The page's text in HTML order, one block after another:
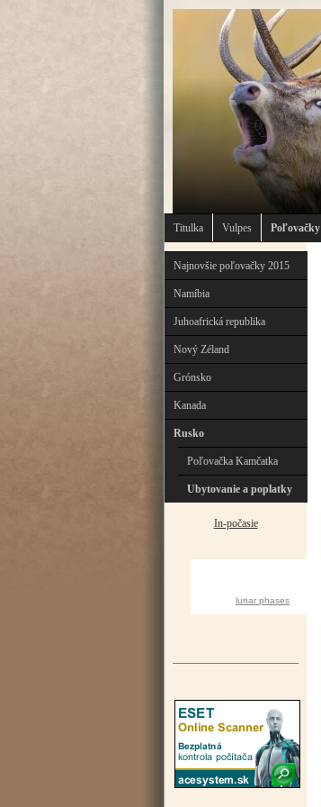
Titulka Vulpes Poľovačky
Najnovšie poľovačky 2015
Namíbia
Juhoafrická republika
Nový Zéland
Grónsko
Kanada
Rusko
Poľovačka Kamčatka
Ubytovanie a poplatky
In-počasie
lunar phases